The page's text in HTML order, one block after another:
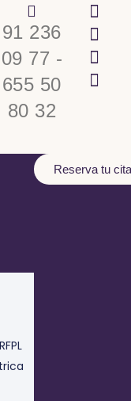
91 236
09 77 -
655 50
80 32
Reserva tu